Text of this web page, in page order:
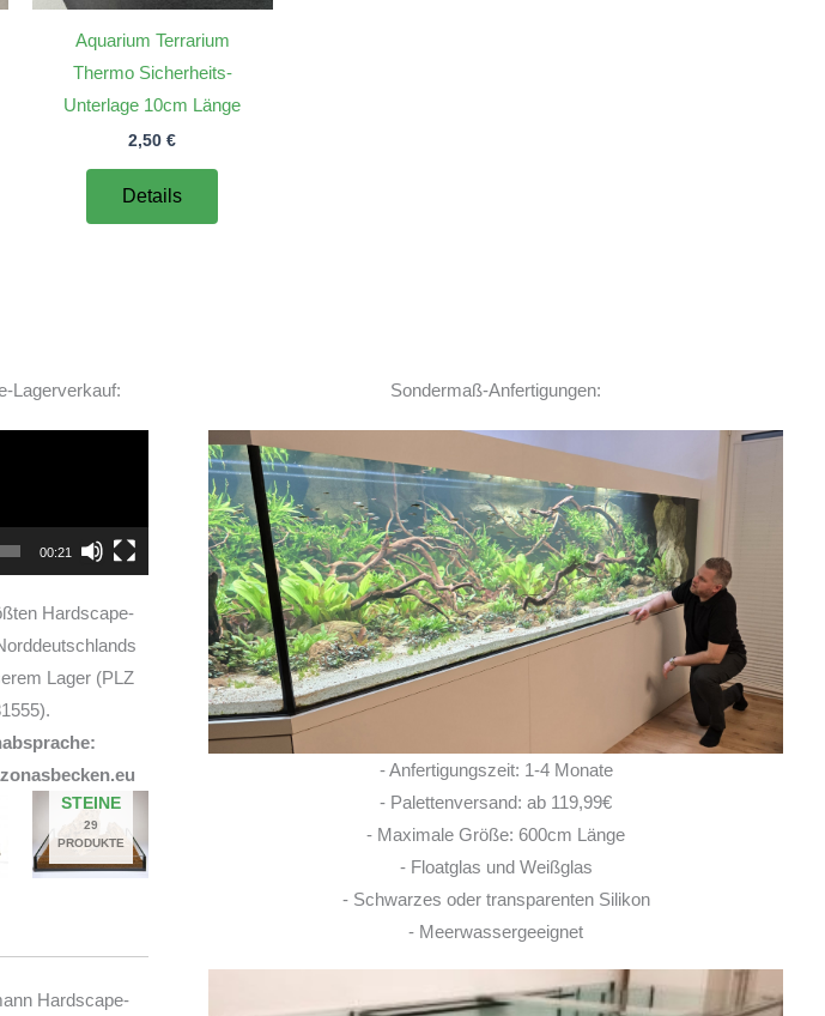
Aquarium Terrarium
Thermo Sicherheits-
Unterlage 10cm Länge
2,50€
Details
TOP Hardscape im Laden
Ich bin super Glücklich
A
14. JUNI 2026
Ich habe vor einem Jahr zwei
Rochen hier erworben. Von Anfang bis Ende
habe ich eine super kompetente und ehrliche
Beratung erhalten! Auch im Nachgang bei
Fragen, habe ich immer
... MEHR
LISA ROHRLACHE
10. JUNI 2026
Lagerverkauf:
00:21
Hardscape-
Lager (PLZ
STEINE
29
PRODUKTE
Hardscape-
Sondermaß-Anfertigungen:
- Anfertigungszeit: 1-4 Monate
- Palettenversand: ab 119,99€
- Maximale Größe: 600cm Länge
- Floatglas und Weißglas
- Schwarzes oder transparenten Silikon
- Meerwassergeeignet